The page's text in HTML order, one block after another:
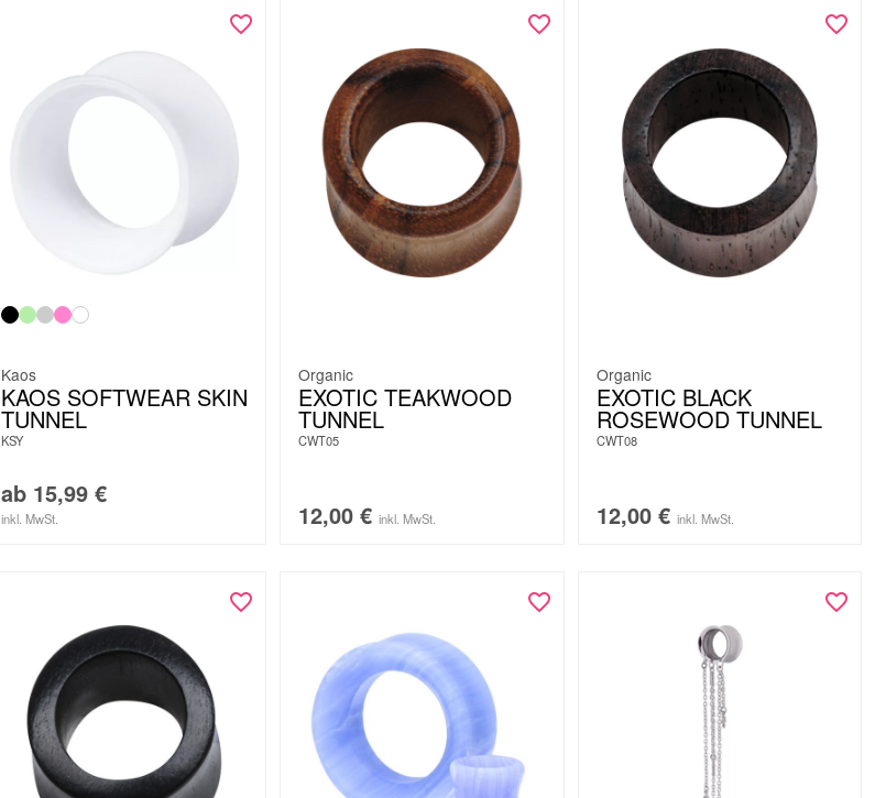
Kaos
KAOS SOFTWEAR SKIN
TUNNEL
KSY
ab 15,99 €
inkl. MwSt.
Organic
EXOTIC TEAKWOOD
TUNNEL
CWT05
12,00 € inkl. MwSt.
Organic
EXOTIC BLACK
ROSEWOOD TUNNEL
CWT08
12,00 € inkl. MwSt.